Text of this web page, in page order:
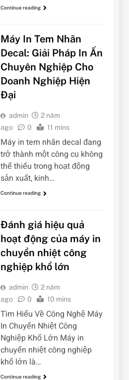
Continue reading
Máy In Tem Nhãn
Decal: Giải Pháp In Ấn
Chuyên Nghiệp Cho
Doanh Nghiệp Hiện
Đại
admin
2 năm
ago
0 11 mins
Máy in tem nhãn decal đang
trở thành một công cụ không
thể thiếu trong hoạt động
sản xuất, kinh…
Continue reading
Đánh giá hiệu quả
hoạt động của máy in
chuyển nhiệt công
nghiệp khổ lớn
admin
2 năm
ago
0 10 mins
Tìm Hiểu Về Công Nghệ Máy
In Chuyển Nhiệt Công
Nghiệp Khổ Lớn Máy in
chuyển nhiệt công nghiệp
khổ lớn là…
Continue reading